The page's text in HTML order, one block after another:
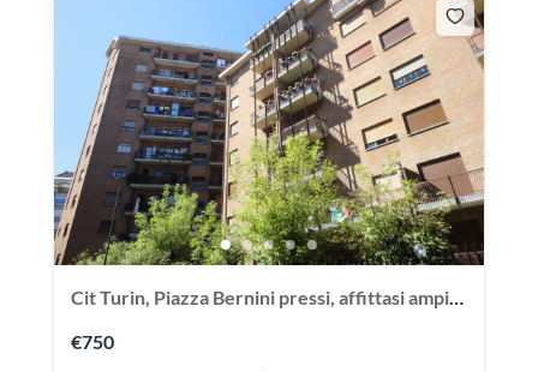
Cit Turin, Piazza Bernini pressi, affittasi ampio
€750